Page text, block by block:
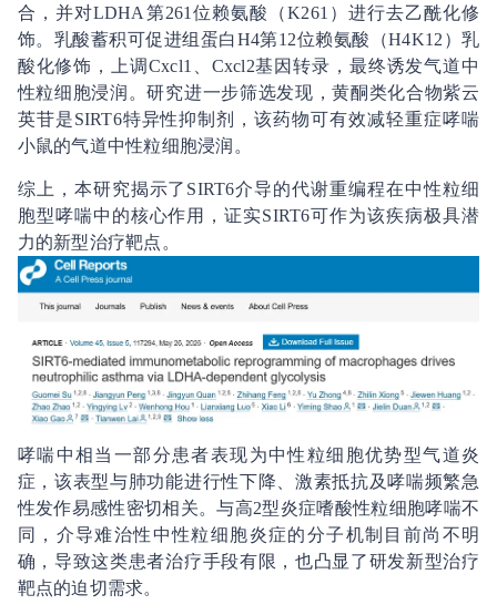
合，并对LDHA第261位赖氨酸（K261）进行去乙酰化修
饰。乳酸蓄积可促进组蛋白H4第12位赖氨酸（H4K12）乳
酸化修饰，上调Cxcl1、Cxcl2基因转录，最终诱发气道中
性粒细胞浸润。研究进一步筛选发现，黄酮类化合物紫云
英苷是SIRT6特异性抑制剂，该药物可有效减轻重症哮喘
小鼠的气道中性粒细胞浸润。
综上，本研究揭示了SIRT6介导的代谢重编程在中性粒细
胞型哮喘中的核心作用，证实SIRT6可作为该疾病极具潜
力的新型治疗靶点。
哮喘中相当一部分患者表现为中性粒细胞优势型气道炎
症，该表型与肺功能进行性下降、激素抵抗及哮喘频繁急
性发作易感性密切相关。与高2型炎症嗜酸性粒细胞哮喘不
同，介导难治性中性粒细胞炎症的分子机制目前尚不明
确，导致这类患者治疗手段有限，也凸显了研发新型治疗
靶点的迫切需求。